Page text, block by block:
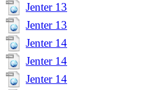
Jenter 13
Jenter 13
Jenter 14
Jenter 14
Jenter 14